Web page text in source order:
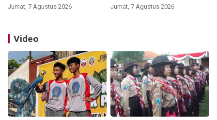
Jumat, 7 Agustus 2026 Jumat, 7 Agustus 2026
Video